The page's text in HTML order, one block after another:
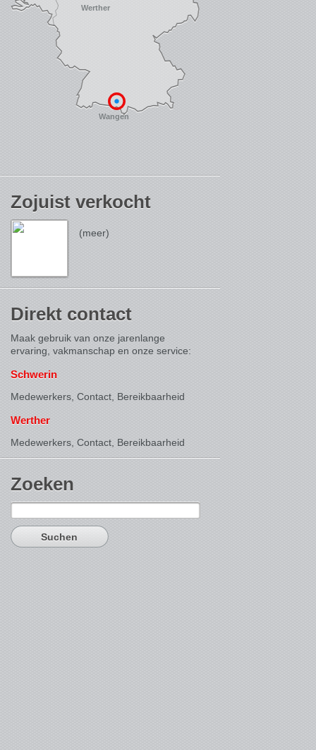
Werther
Wangen
Zojuist verkocht
(meer)
Direkt contact
Maak gebruik van onze jarenlange
ervaring, vakmanschap en onze service:
Schwerin
Medewerkers, Contact, Bereikbaarheid
Werther
Medewerkers, Contact, Bereikbaarheid
Zoeken
Suchen
nach: